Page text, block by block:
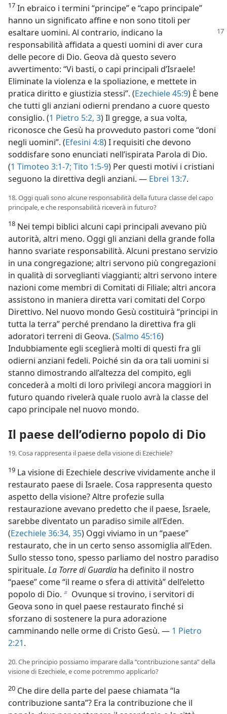
17 In ebraico i termini “principe” e “capo principale”
hanno un significato affine e non sono titoli per
esaltare uomini. Al contrario, indicano la
responsabilità affidata a questi uomini di aver cura
delle pecore di Dio. Geova dà questo severo
avvertimento: “Vi basti, o capi principali d’Israele!
Eliminate la violenza e la spoliazione, e mettete in
pratica diritto e giustizia stessi”. (Ezechiele 45:9) È bene
che tutti gli anziani odierni prendano a cuore questo
consiglio. (1 Pietro 5:2, 3) Il gregge, a sua volta,
riconosce che Gesù ha provveduto pastori come “doni
negli uomini”. (Efesini 4:8) I requisiti che devono
soddisfare sono enunciati nell’ispirata Parola di Dio.
(1 Timoteo 3:1-7; Tito 1:5-9) Per questi motivi i cristiani
seguono la direttiva degli anziani. — Ebrei 13:7.
18. Oggi quali sono alcune responsabilità della futura classe del capo
principale, e che responsabilità riceverà in futuro?
18 Nei tempi biblici alcuni capi principali avevano più
autorità, altri meno. Oggi gli anziani della grande folla
hanno svariate responsabilità. Alcuni prestano servizio
in una congregazione; altri servono più congregazioni
in qualità di sorveglianti viaggianti; altri servono intere
nazioni come membri di Comitati di Filiale; altri ancora
assistono in maniera diretta vari comitati del Corpo
Direttivo. Nel nuovo mondo Gesù costituirà “principi in
tutta la terra” perché prendano la direttiva fra gli
adoratori terreni di Geova. (Salmo 45:16)
Indubbiamente egli sceglierà molti di questi fra gli
odierni anziani fedeli. Poiché sin da ora tali uomini si
stanno dimostrando all’altezza del compito, egli
concederà a molti di loro privilegi ancora maggiori in
futuro quando rivelerà quale ruolo avrà la classe del
capo principale nel nuovo mondo.
Il paese dell’odierno popolo di Dio
19. Cosa rappresenta il paese della visione di Ezechiele?
19 La visione di Ezechiele descrive vividamente anche il
restaurato paese di Israele. Cosa rappresenta questo
aspetto della visione? Altre profezie sulla
restaurazione avevano predetto che il paese, Israele,
sarebbe diventato un paradiso simile all’Eden.
(Ezechiele 36:34, 35) Oggi viviamo in un “paese”
restaurato, che in un certo senso assomiglia all’Eden.
Sullo stesso tono, spesso parliamo del nostro paradiso
spirituale. La Torre di Guardia ha definito il nostro
“paese” come “il reame o sfera di attività” dell’eletto
popolo di Dio. b Ovunque si trovino, i servitori di
Geova sono in quel paese restaurato finché si
sforzano di sostenere la pura adorazione
camminando nelle orme di Cristo Gesù. — 1 Pietro
2:21.
20. Che principio possiamo imparare dalla “contribuzione santa” della
visione di Ezechiele, e come potremmo applicarlo?
20 Che dire della parte del paese chiamata “la
contribuzione santa”? Era la contribuzione che il